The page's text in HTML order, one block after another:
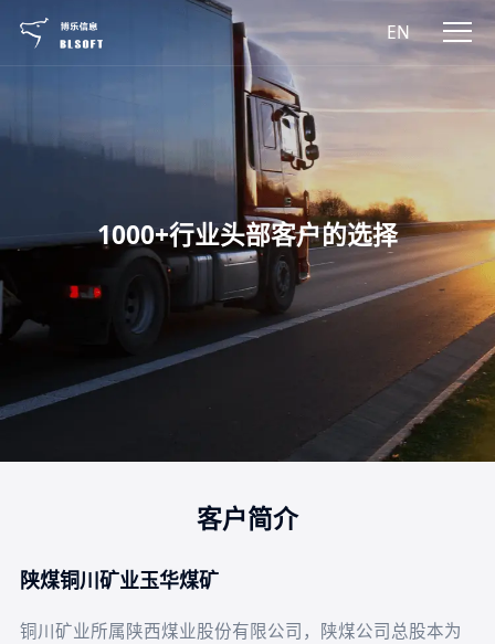
EN
1000+行业头部客户的选择
客户简介
陕煤铜川矿业玉华煤矿
铜川矿业所属陕西煤业股份有限公司，陕煤公司总股本为